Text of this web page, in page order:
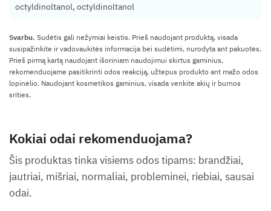
octyldinoltanol, octyldinoltanol
Svarbu. Sudėtis gali nežymiai keistis. Prieš naudojant produktą, visada
susipažinkite ir vadovaukitės informacija bei sudėtimi, nurodyta ant pakuotės.
Prieš pirmą kartą naudojant išoriniam naudojimui skirtus gaminius,
rekomenduojame pasitikrinti odos reakciją, užtepus produkto ant mažo odos
lopinėlio. Naudojant kosmetikos gaminius, visada venkite akių ir burnos
srities.
Kokiai odai rekomenduojama?
Šis produktas tinka visiems odos tipams: brandžiai,
jautriai, mišriai, normaliai, probleminei, riebiai, sausai
odai.